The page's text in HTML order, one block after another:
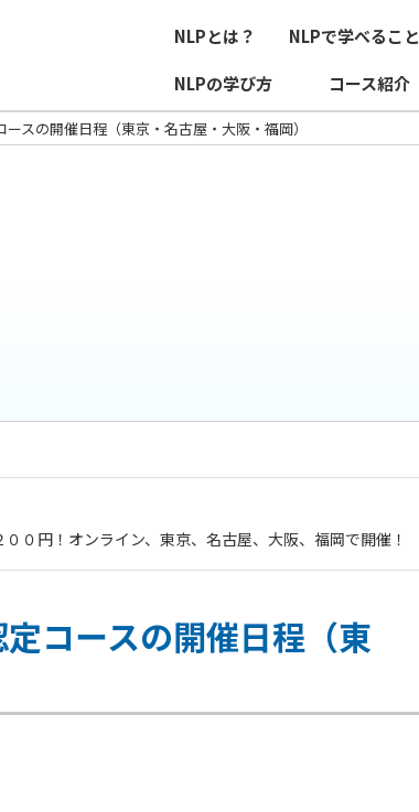
NLPとは？ NLPで学べること
NLPの学び方 コース紹介
スの開催日程（東京・名古屋・大阪・福岡）
０円！オンライン、東京、名古屋、大阪、福岡で開催！
コースの開催日程（東